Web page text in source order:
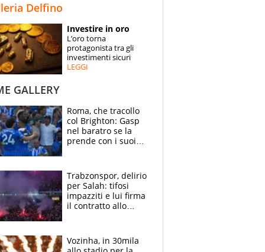
ESPERTI
CONTATTI
Delfino
Investire in oro
L’oro torna
protagonista tra gli
investimenti sicuri
LEGGI
GALLERY
Roma, che tracollo
col Brighton: Gasp
nel baratro se la
prende con i suoi
Trabzonspor, delirio
per Salah: tifosi
impazziti e lui firma
il contratto allo
Vozinha, in 30mila